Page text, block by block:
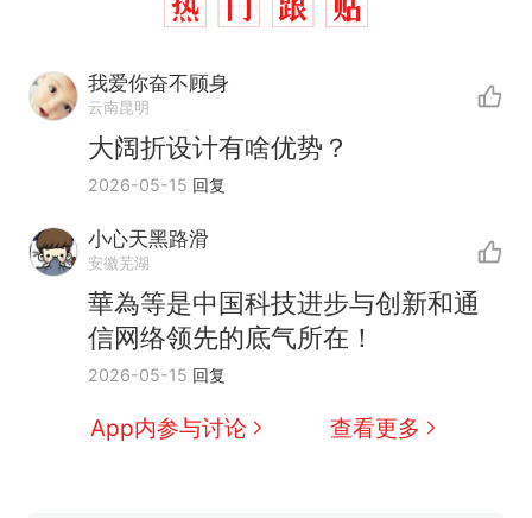
我爱你奋不顾身
云南昆明
大阔折设计有啥优势？
2026-05-15 回复
小心天黑路滑
安徽芜湖
華為等是中国科技进步与创新和通
信网络领先的底气所在！
2026-05-15 回复
App内参与讨论 查看更多
热 那个在床头放菜刀的女孩，
因老师一句“跟我回家”改写了
人生
新 搬家报价570元，搬到楼下
交5060元才肯搬上楼！女子傻
眼了……
十多万人报名的考试，成绩全